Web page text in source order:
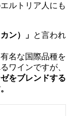
ルトリア人にも
ン）」 と言われ
名な国際品種を
ワインですが、
をブレンドする